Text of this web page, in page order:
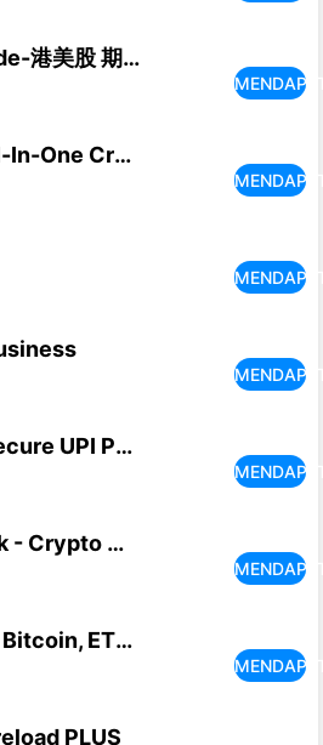
Tiger Trade-港美股 期權 ETF 交易
Wirex: All-In-One Crypto App
Paytm: Secure UPI Payments
MetaMask - Crypto Wallet
OKX: Beli Bitcoin, ETH, Kripto
PLUS